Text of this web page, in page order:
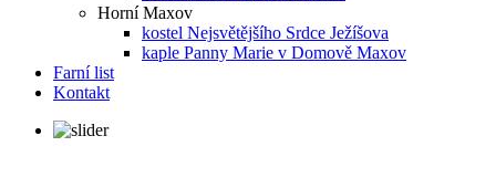
Horní Maxov
kostel Nejsvětějšího Srdce Ježíšova
kaple Panny Marie v Domově Maxov
Farní list
Kontakt